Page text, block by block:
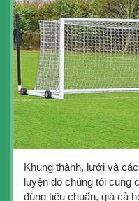
Khung thành, lưới và
luyện do chúng tôi cung
đúng tiêu chuẩn, giá cả